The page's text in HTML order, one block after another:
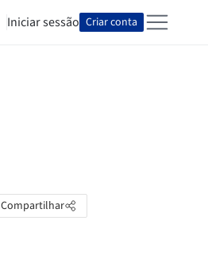
Iniciar sessão Criar conta
Compartilhar